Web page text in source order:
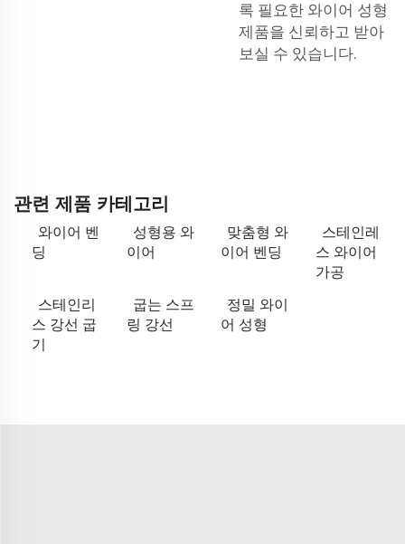
록 필요한 와이어 성형
제품을 신뢰하고 받아
보실 수 있습니다.
관련 제품 카테고리
와이어 벤
딩
성형용 와
이어
맞춤형 와
이어 벤딩
스테인레
스 와이어
가공
스테인리
스 강선 굽
기
굽는 스프
링 강선
정밀 와이
어 성형